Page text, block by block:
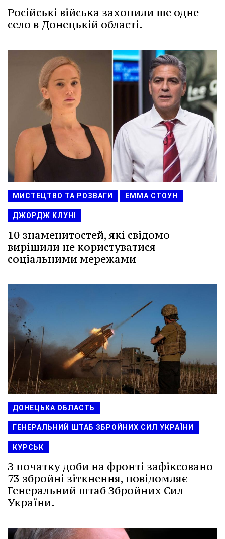
Російські війська захопили ще одне
село в Донецькій області.
МИСТЕЦТВО ТА РОЗВАГИ ЕММА СТОУН
ДЖОРДЖ КЛУНІ
10 знаменитостей, які свідомо
вирішили не користуватися
соціальними мережами
ДОНЕЦЬКА ОБЛАСТЬ
ГЕНЕРАЛЬНИЙ ШТАБ ЗБРОЙНИХ СИЛ УКРАЇНИ
КУРСЬК
З початку доби на фронті зафіксовано
73 збройні зіткнення, повідомляє
Генеральний штаб Збройних Сил
України.